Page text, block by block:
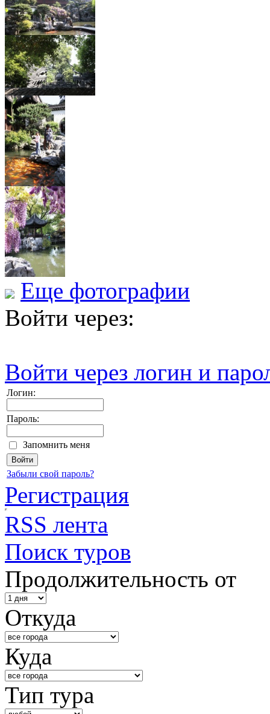
Еще фотографии
Войти через:
Войти через логин и
Логин:
Пароль:
Запомнить меня
Забыли свой пароль?
Регистрация
RSS лента
Поиск туров
Продолжительность от
Откуда
Куда
Тип тура